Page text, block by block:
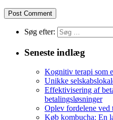
Søg efter:
Seneste indlæg
Kognitiv terapi som
Unikke
Effektivisering af
betalingsløsninger
Oplev fordelene ved
Køb kombucha: En